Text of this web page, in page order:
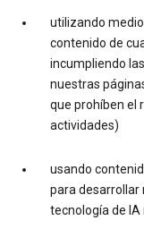
utilizando
contenido de
incumpliendo
nuestras
que prohíben el
actividades)
usando
para desarrollar
tecnología de